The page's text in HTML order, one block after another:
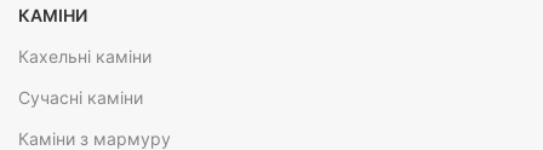
КАМІНИ
Кахельні каміни
Сучасні каміни
Каміни з мармуру